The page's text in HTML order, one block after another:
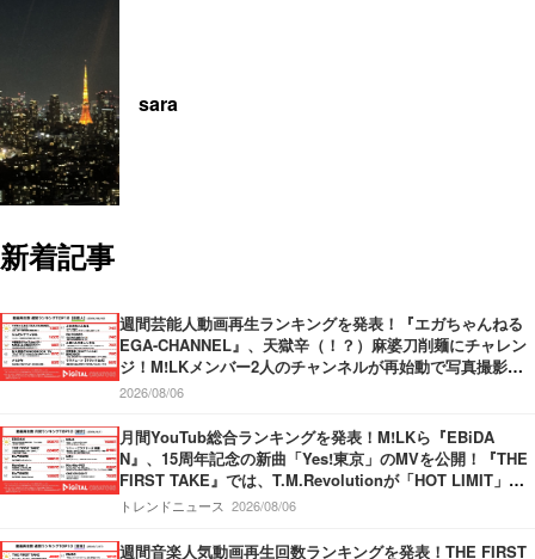
sara
新着記事
週間芸能人動画再生ランキングを発表！『エガちゃんねる
EGA-CHANNEL』、天獄辛（！？）麻婆刀削麺にチャレン
ジ！M!LKメンバー2人のチャンネルが再始動で写真撮影！
『中田敦彦のYouTube大学 – NAKATA UNIVERSITY』、日
2026/08/06
月間YouTub総合ランキングを発表！M!LKら『EBiDA
N』、15周年記念の新曲「Yes!東京」のMVを公開！『THE
FIRST TAKE』では、T.M.Revolutionが「HOT LIMIT」を
披露！『SixTONES』新曲「マイオンリー」のMVを公開！
トレンドニュース 2026/08/06
週間音楽人気動画再生回数ランキングを発表！THE FIRST